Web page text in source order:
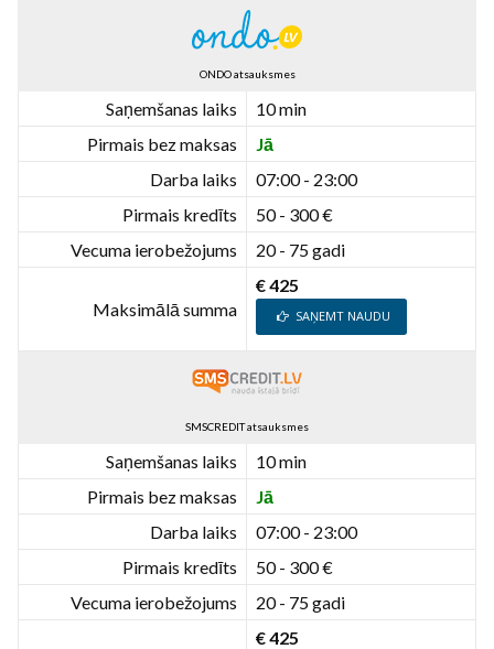
ONDO atsauksmes
Saņemšanas laiks
10 min
Pirmais bez maksas
Jā
Darba laiks
07:00 - 23:00
Pirmais kredīts
50 - 300 €
Vecuma ierobežojums
20 - 75 gadi
Maksimālā summa
€ 425
SAŅEMT NAUDU
SMSCREDIT atsauksmes
Saņemšanas laiks
10 min
Pirmais bez maksas
Jā
Darba laiks
07:00 - 23:00
Pirmais kredīts
50 - 300 €
Vecuma ierobežojums
20 - 75 gadi
€ 425